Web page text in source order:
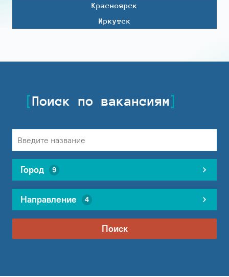
Красноярск
Иркутск
Поиск по вакансиям
Город 9
Направление 4
Поиск